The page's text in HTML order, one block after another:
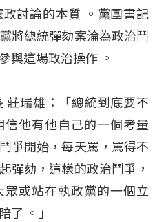
討論的本質
。黨團書記
將總統彈劾案淪為政治鬥
與這場政治操作 。
莊瑞雄：「總統到底要不
他有他自己的一個考量
爭開始，每天罵，罵得不
彈劾，這樣的政治鬥爭，
或站在執政黨的一個立
了 。」